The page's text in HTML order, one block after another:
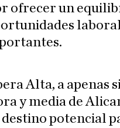
ofrecer un
Alta, a apenas
y media de
potencial